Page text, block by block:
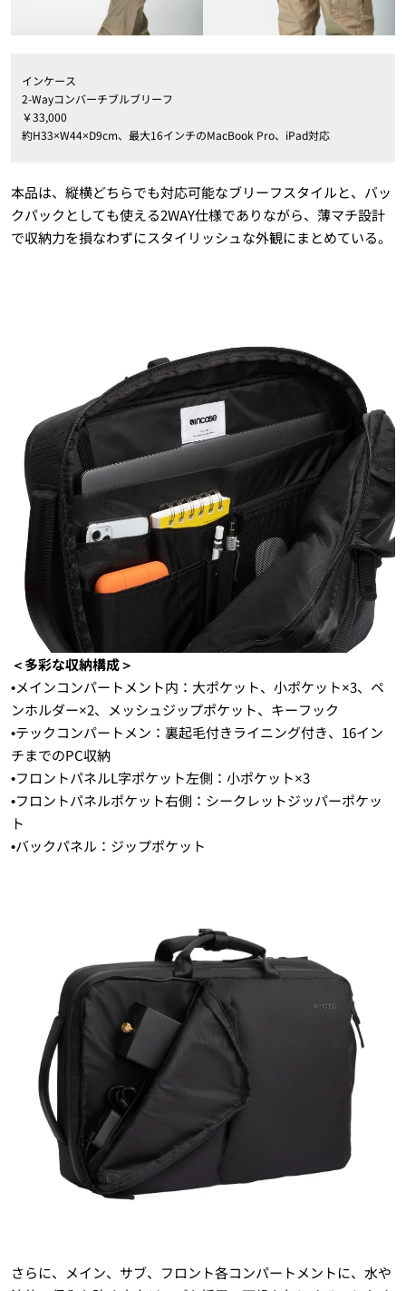
インケース
2-Wayコンバーチブルブリーフ
￥33,000
約H33×W44×D9cm、最大16インチのMacBook Pro、iPad対応
本品は、縦横どちらでも対応可能なブリーフスタイルと、バッ
クパックとしても使える2WAY仕様でありながら、薄マチ設計
で収納力を損なわずにスタイリッシュな外観にまとめている。
＜多彩な収納構成＞
•メインコンパートメント内：大ポケット、小ポケット×3、ペ
ンホルダー×2、メッシュジップポケット、キーフック
•テックコンパートメン：裏起毛付きライニング付き、16イン
チまでのPC収納
•フロントパネルL字ポケット左側：小ポケット×3
•フロントパネルポケット右側：シークレットジッパーポケッ
ト
•バックパネル：ジップポケット
さらに、メイン、サブ、フロント各コンパートメントに、水や